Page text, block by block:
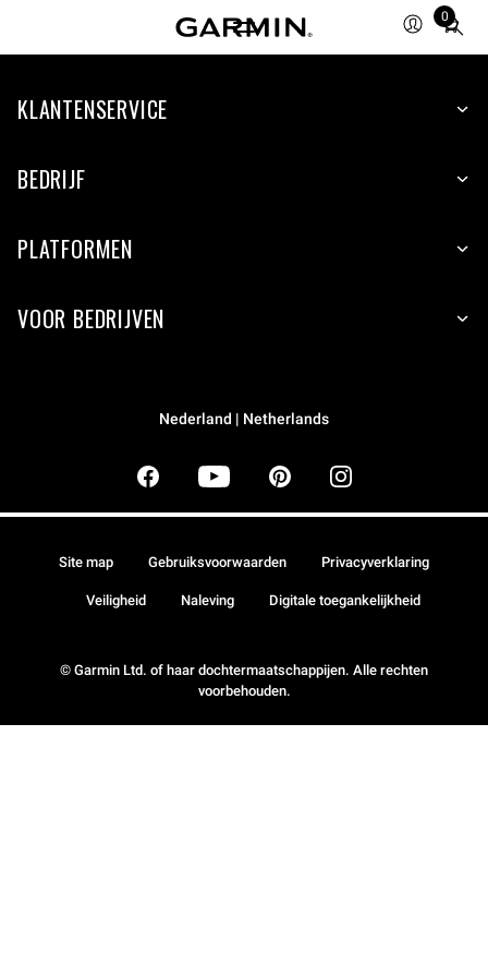
0
Total
items
cart:
KLANTENSERVICE
BEDRIJF
PLATFORMEN
VOOR BEDRIJVEN
Nederland | Netherlands
© Garmin Ltd. of haar dochtermaatschappijen. Alle rechten
voorbehouden.
Site map Gebruiksvoorwaarden Privacyverklaring
Veiligheid Naleving Digitale toegankelijkheid